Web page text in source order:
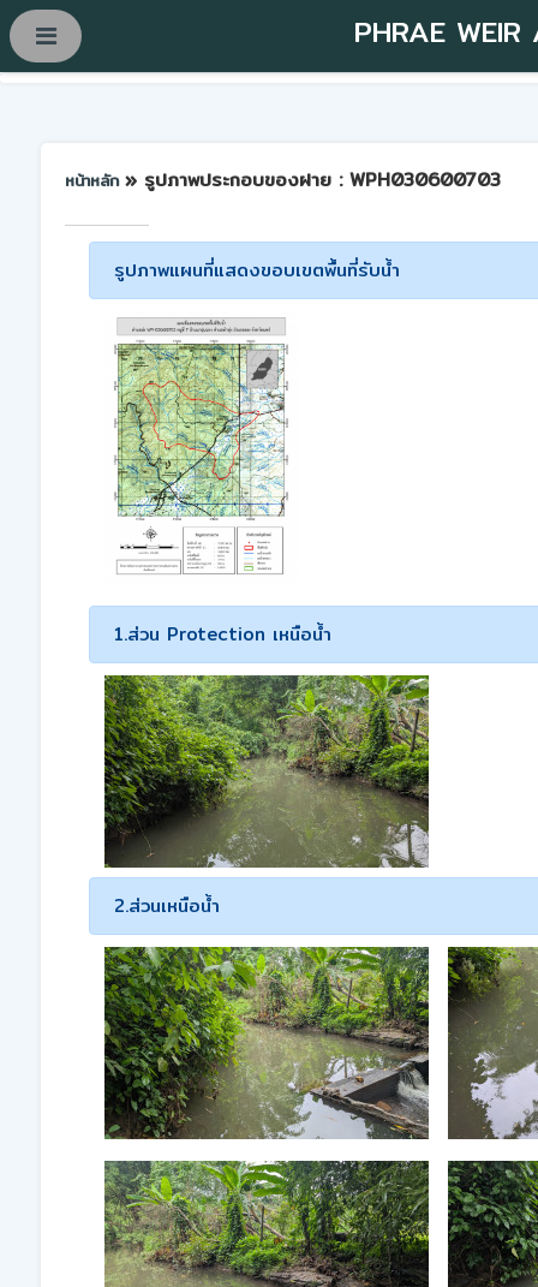
PHRAE WEIR
หน้าหลัก » รูปภาพประกอบของฝาย : WPH030600703
รูปภาพแผนที่แสดงขอบเขตพื้นที่รับน้ำ
1.ส่วน Protection เหนือน้ำ
2.ส่วนเหนือน้ำ